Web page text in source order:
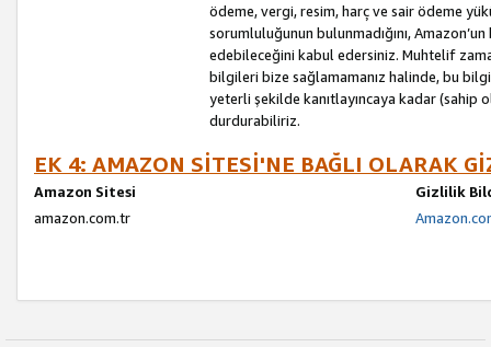
ödeme, vergi, resim, harç ve sair ödeme
sorumluluğunun bulunmadığını,
edebileceğini kabul edersiniz. Muhtelif
bilgileri bize sağlamamanız halinde, bu
yeterli şekilde kanıtlayıncaya kadar
durdurabiliriz.
EK 4: AMAZON SİTESİ'NE BAĞLI OLARAK
Amazon Sitesi
Gizlilik
amazon.com.tr